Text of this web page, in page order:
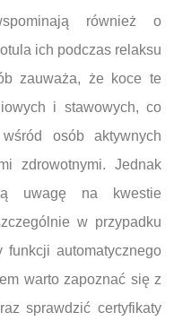
również o
ich podczas relaksu
zauważa, że koce te
i stawowych, co
osób aktywnych
zdrowotnymi. Jednak
uwagę na kwestie
w przypadku
funkcji automatycznego
warto zapoznać się z
sprawdzić certyfikaty